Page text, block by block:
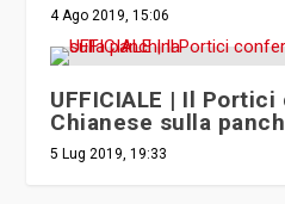
4 Ago 2019, 15:06
UFFICIALE | Il
Chianese sulla
5 Lug 2019, 19:33